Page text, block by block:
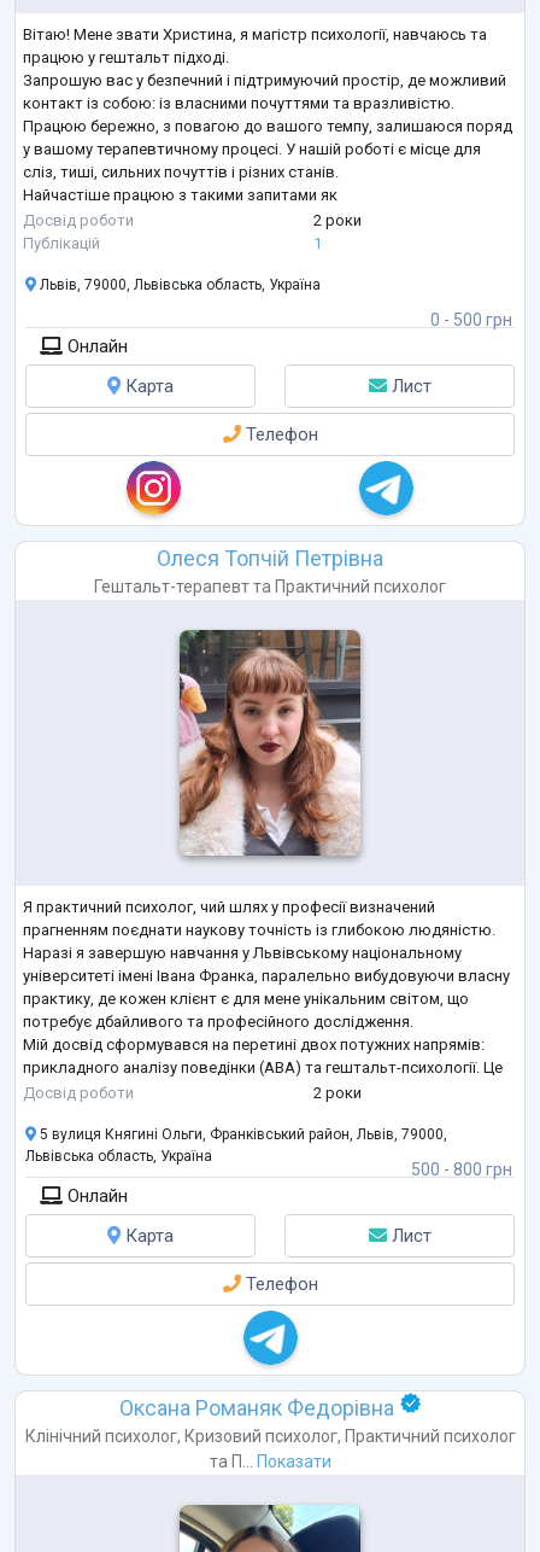
Вітаю! Мене звати Христина, я магістр психології, навчаюсь та
працюю у гештальт підході.
Запрошую вас у безпечний і підтримуючий простір, де можливий
контакт із собою: із власними почуттями та вразливістю.
Працюю бережно, з повагою до вашого темпу, залишаюся поряд
у вашому терапевтичному процесі. У нашій роботі є місце для
сліз, тиші, сильних почуттів і різних станів.
Найчастіше працюю з такими запитами як
- тривожність
- панічні атаки
- внутрішні конфлікти
- проблеми в стосунках
- дитячо-...
Досвід роботи
2 роки
Публікацій
1
0 - 500 грн
Львів, 79000, Львівська область, Україна
Онлайн
Карта
Лист
Телефон
Олеся Топчій Петрівна
Гештальт-терапевтта Практичний психолог
Я практичний психолог, чий шлях у професії визначений
прагненням поєднати наукову точність із глибокою людяністю.
Наразі я завершую навчання у Львівському національному
університеті імені Івана Франка, паралельно вибудовуючи власну
практику, де кожен клієнт є для мене унікальним світом, що
потребує дбайливого та професійного дослідження.
Мій досвід сформувався на перетині двох потужних напрямів:
прикладного аналізу поведінки (АВА) та гештальт-психології. Це
дозволяє мені бути водночас структурною та чутливою.
Досвід роботи 2 роки
500 - 800 грн
5 вулиця Княгині Ольги, Франківський район, Львів, 79000,
Львівська область, Україна
Онлайн
Карта
Лист
Телефон
Оксана Романяк Федорівна
Клінічний психолог, Кризовий психолог, Практичний психолог
та П... Показати